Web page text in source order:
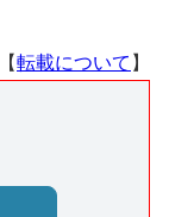
転載について 】